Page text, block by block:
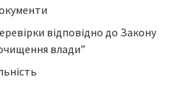
відповідно до Закону
влади”